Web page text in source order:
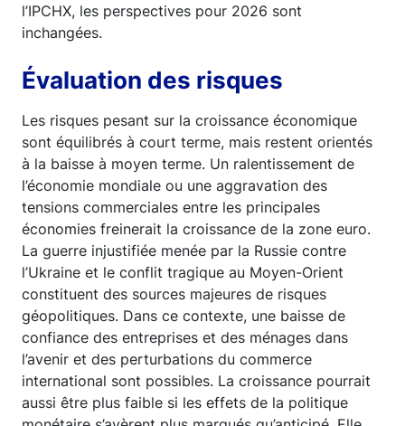
l’IPCHX, les perspectives pour 2026 sont
inchangées.
Évaluation des risques
Les risques pesant sur la croissance économique
sont équilibrés à court terme, mais restent orientés
à la baisse à moyen terme. Un ralentissement de
l’économie mondiale ou une aggravation des
tensions commerciales entre les principales
économies freinerait la croissance de la zone euro.
La guerre injustifiée menée par la Russie contre
l’Ukraine et le conflit tragique au Moyen-Orient
constituent des sources majeures de risques
géopolitiques. Dans ce contexte, une baisse de
confiance des entreprises et des ménages dans
l’avenir et des perturbations du commerce
international sont possibles. La croissance pourrait
aussi être plus faible si les effets de la politique